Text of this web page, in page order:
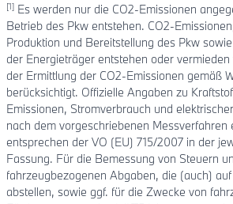
[1] Es werden nur die CO2-Emissionen
Betrieb des Pkw entstehen. CO2-
Produktion und Bereitstellung des Pkw
der Energieträger entstehen oder
der Ermittlung der CO2-Emissionen gemäß
berücksichtigt. Offizielle Angaben zu
Emissionen, Stromverbrauch und
nach dem vorgeschriebenen Messverfahren
entsprechen der VO (EU) 715/2007 in der
Fassung. Für die Bemessung von Steuern
fahrzeugbezogenen Abgaben, die (auch)
abstellen, sowie ggf. für die Zwecke von